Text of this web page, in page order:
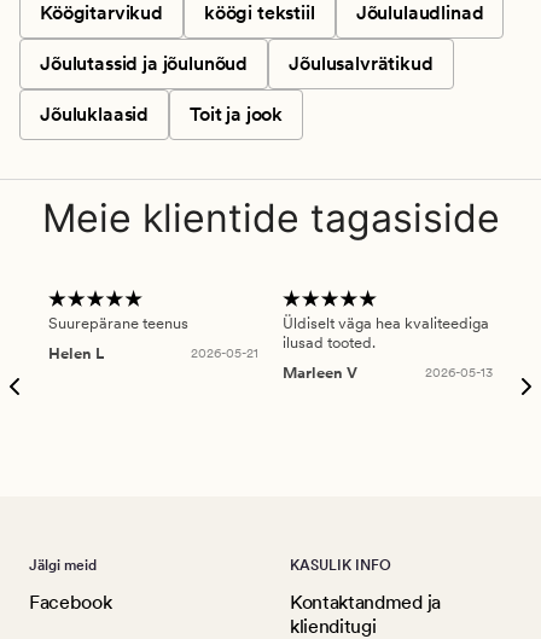
Köögitarvikud köögi tekstiil Jõululaudlinad
Jõulutassid ja jõulunõud Jõulusalvrätikud
Jõuluklaasid Toit ja jook
Meie klientide tagasiside
Suurepärane teenus
Helen L
2026-05-21
Üldiselt väga hea kvaliteediga
ilusad tooted.
Marleen V
2026-05-13
Jälgi meid
Facebook
KASULIK INFO
Kontaktandmed ja
klienditugi